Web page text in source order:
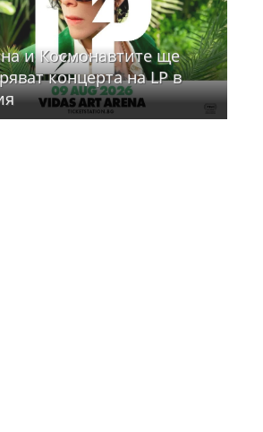
и Космонавтите ще
концерта на LP в